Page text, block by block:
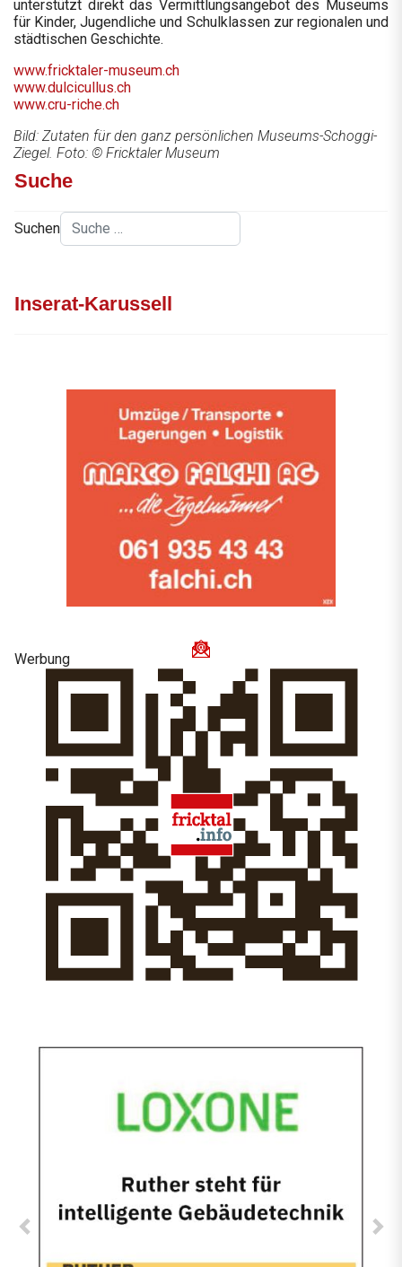
unterstützt direkt das Vermittlungsangebot des Museums
für Kinder, Jugendliche und Schulklassen zur regionalen und
städtischen Geschichte.
www.fricktaler-museum.ch
www.dulcicullus.ch
www.cru-riche.ch
Bild: Zutaten für den ganz persönlichen Museums-Schoggi-
Ziegel. Foto: © Fricktaler Museum
Suche
Suchen
Inserat-Karussell
Werbung